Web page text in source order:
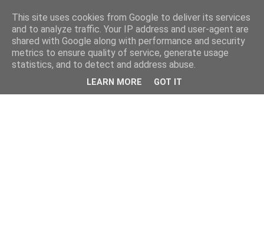
This site uses cookies from Google to deliver its services
and to analyze traffic. Your IP address and user-agent are
shared with Google along with performance and security
metrics to ensure quality of service, generate usage
statistics, and to detect and address abuse.
LEARN MORE GOT IT